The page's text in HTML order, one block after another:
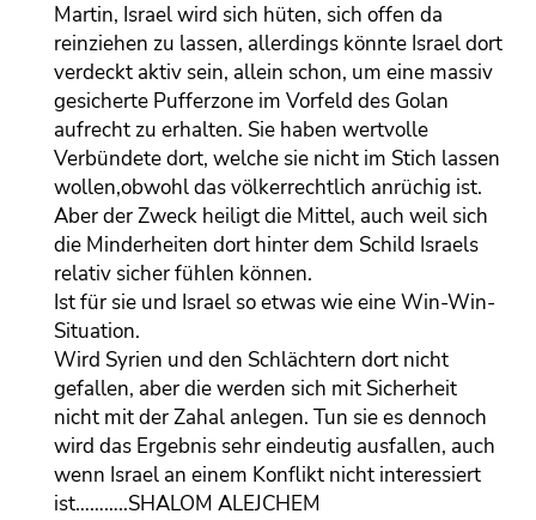
Martin, Israel wird sich hüten, sich offen da
reinziehen zu lassen, allerdings könnte Israel dort
verdeckt aktiv sein, allein schon, um eine massiv
gesicherte Pufferzone im Vorfeld des Golan
aufrecht zu erhalten. Sie haben wertvolle
Verbündete dort, welche sie nicht im Stich lassen
wollen,obwohl das völkerrechtlich anrüchig ist.
Aber der Zweck heiligt die Mittel, auch weil sich
die Minderheiten dort hinter dem Schild Israels
relativ sicher fühlen können.
Ist für sie und Israel so etwas wie eine Win-Win-
Situation.
Wird Syrien und den Schlächtern dort nicht
gefallen, aber die werden sich mit Sicherheit
nicht mit der Zahal anlegen. Tun sie es dennoch
wird das Ergebnis sehr eindeutig ausfallen, auch
wenn Israel an einem Konflikt nicht interessiert
ist………..SHALOM ALEJCHEM